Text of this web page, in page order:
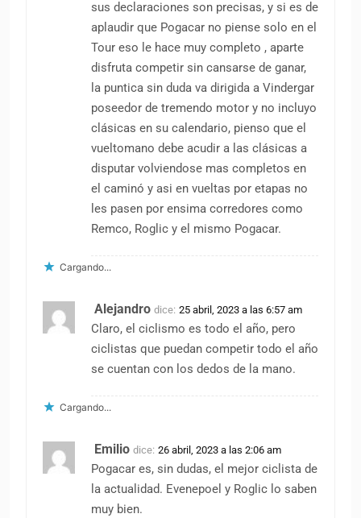
sus declaraciones son precisas, y si es de
aplaudir que Pogacar no piense solo en el
Tour eso le hace muy completo , aparte
disfruta competir sin cansarse de ganar,
la puntica sin duda va dirigida a Vindergar
poseedor de tremendo motor y no incluyo
clásicas en su calendario, pienso que el
vueltomano debe acudir a las clásicas a
disputar volviendose mas completos en
el caminó y asi en vueltas por etapas no
les pasen por ensima corredores como
Remco, Roglic y el mismo Pogacar.
Cargando...
Alejandro dice: 25 abril, 2023 a las 6:57 am
Claro, el ciclismo es todo el año, pero
ciclistas que puedan competir todo el año
se cuentan con los dedos de la mano.
Cargando...
Emilio dice: 26 abril, 2023 a las 2:06 am
Pogacar es, sin dudas, el mejor ciclista de
la actualidad. Evenepoel y Roglic lo saben
muy bien.